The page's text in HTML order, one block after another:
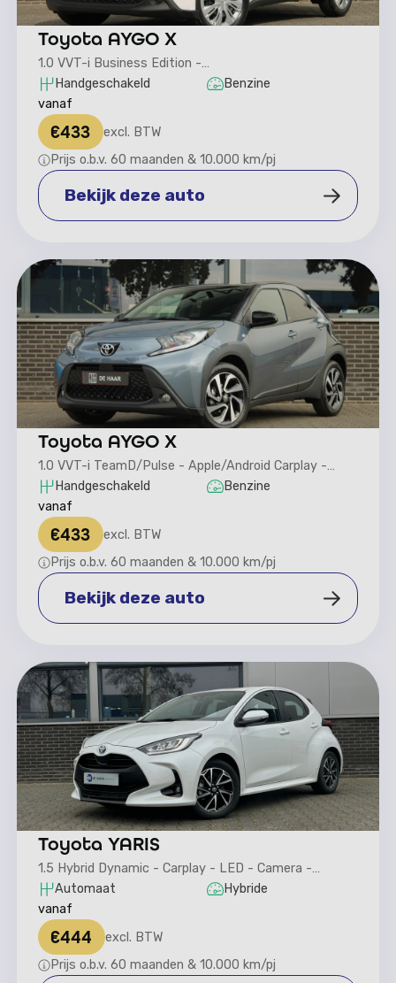
Toyota AYGO X
1.0 VVT-i Business Edition -
Stoelverwarm/Automatische Airco
Handgeschakeld
Benzine
vanaf
€433
excl. BTW
Prijs o.b.v. 60 maanden & 10.000 km/pj
Bekijk deze auto
Toyota AYGO X
1.0 VVT-i TeamD/Pulse - Apple/Android Carplay -
Camera achter
Handgeschakeld
Benzine
vanaf
€433
excl. BTW
Prijs o.b.v. 60 maanden & 10.000 km/pj
Bekijk deze auto
Toyota YARIS
1.5 Hybrid Dynamic - Carplay - LED - Camera -
Navigatie
Automaat
Hybride
vanaf
€444
excl. BTW
Prijs o.b.v. 60 maanden & 10.000 km/pj